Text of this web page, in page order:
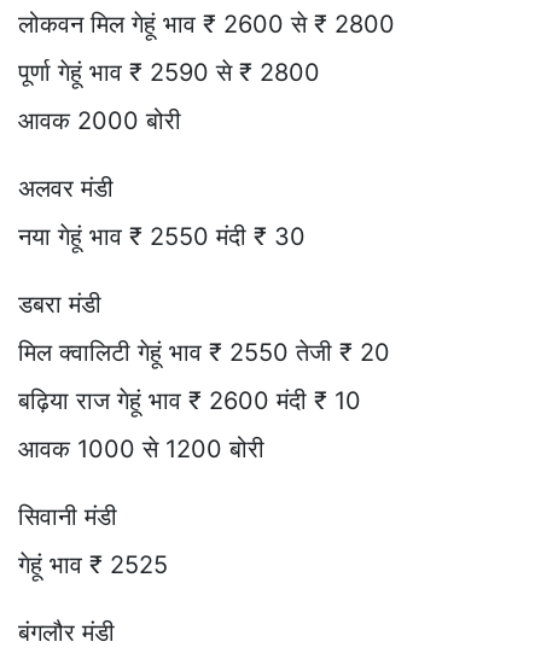
लोकवन मिल गेहूं भाव ₹ 2600 से ₹ 2800
पूर्णा गेहूं भाव ₹ 2590 से ₹ 2800
आवक 2000 बोरी
अलवर मंडी
नया गेहूं भाव ₹ 2550 मंदी ₹ 30
डबरा मंडी
मिल क्वालिटी गेहूं भाव ₹ 2550 तेजी ₹ 20
बढ़िया राज गेहूं भाव ₹ 2600 मंदी ₹ 10
आवक 1000 से 1200 बोरी
सिवानी मंडी
गेहूं भाव ₹ 2525
बंगलौर मंडी